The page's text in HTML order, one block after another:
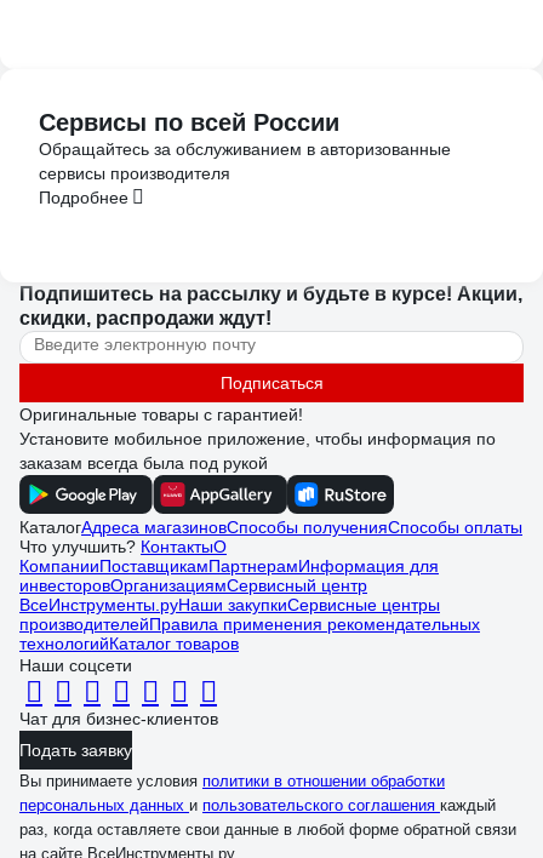
Сервисы по всей России
Обращайтесь за обслуживанием в авторизованные
сервисы производителя
Подробнее
Подпишитесь на рассылку и будьте в курсе! Акции,
скидки, распродажи ждут!
Подписаться
Оригинальные товары с гарантией!
Установите мобильное приложение, чтобы информация по
заказам всегда была под рукой
КаталогАдреса магазиновСпособы полученияСпособы оплаты
Что улучшить? КонтактыО
КомпанииПоставщикамПартнерамИнформация для
инвесторовОрганизациямСервисный центр
ВсеИнструменты.руНаши закупкиСервисные центры
производителейПравила применения рекомендательных
технологийКаталог товаров
Наши соцсети
Чат для бизнес-клиентов
Подать заявку
Вы принимаете условия политики в отношении обработки
персональных данных и пользовательского соглашения каждый
раз, когда оставляете свои данные в любой форме обратной связи
на сайте ВсеИнструменты.ру